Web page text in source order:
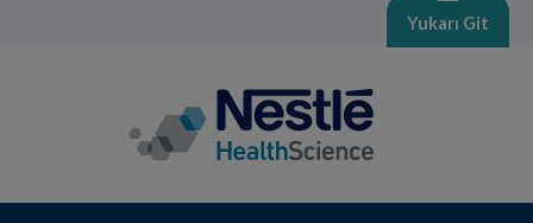
Yukarı Git